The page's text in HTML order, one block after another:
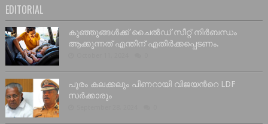
EDITORIAL
കുഞ്ഞുങ്ങൾക്ക് ചൈൽഡ് സീറ്റ് നിർബന്ധം
ആക്കുന്നത് എന്തിന് എതിർക്കപ്പെടണം.
പൂരം കലക്കലും പിണറായി വിജയൻറെ LDF
സർക്കാരും